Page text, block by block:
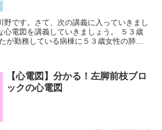
野です。さて、次の講義に入っていきまし
心電図を講義していきましょう。 ５３歳
勤務している病棟に５３歳女性の肺高
【心電図】分かる！左脚前枝ブロ
ックの心電図